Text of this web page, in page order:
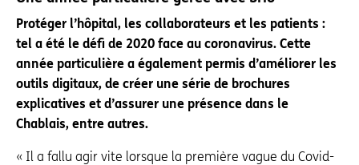
Protéger l’hôpital, les collaborateurs et les patients :
tel a été le défi de 2020 face au coronavirus. Cette
année particulière a également permis d’améliorer les
outils digitaux, de créer une série de brochures
explicatives et d’assurer une présence dans le
Chablais, entre autres.
« Il a fallu agir vite lorsque la première vague du Covid-